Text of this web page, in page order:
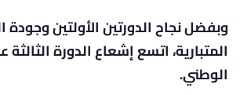
وبفضل نجاح الدورتين الأولتين وجودة
المتبارية، اتسع إشعاع الدورة
الوطني.